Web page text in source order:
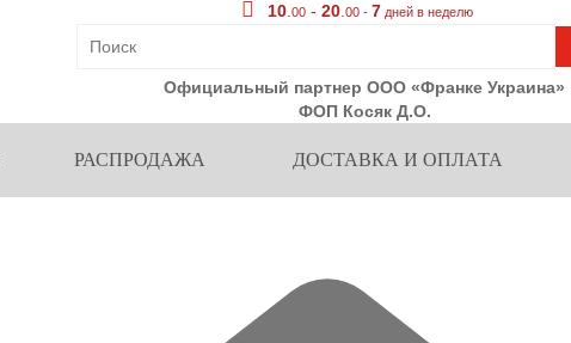
10 .00 -20 .00 -7 дней в неделю
Официальный партнер ООО «Франке Украина»
ФОП Косяк Д.О.
РАСПРОДАЖА ДОСТАВКА И ОПЛАТА